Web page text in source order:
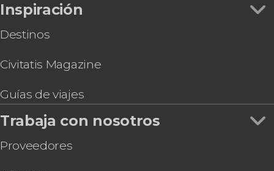
Inspiración
Destinos
Civitatis Magazine
Guías de viajes
Trabaja con nosotros
Proveedores